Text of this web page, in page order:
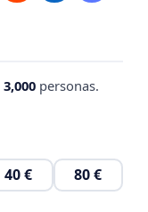
3,000 personas.
40 € 80 €